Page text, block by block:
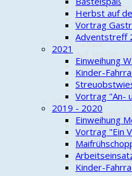
Blaue Wolken
Eroberung
Hohoho!!!
2019 - 2020
Wieder auf
24-h-
2015 - 2018
Kontrollfahrt
Cold-Water-
Herbst auf
Vortrag
Adventstreff
2021
Einweihung
Kinder-
Vortrag "An-
2019 - 2020
Einweihung
Vortrag "Ein
Kinder-